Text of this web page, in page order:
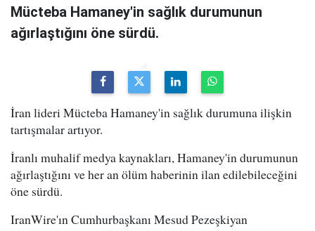
Mücteba Hamaney'in sağlık durumunun
ağırlaştığını öne sürdü.
İran lideri Mücteba Hamaney'in sağlık durumuna ilişkin
tartışmalar artıyor.
İranlı muhalif medya kaynakları, Hamaney'in durumunun
ağırlaştığını ve her an ölüm haberinin ilan edilebileceğini
öne sürdü.
IranWire'ın Cumhurbaşkanı Mesud Pezeşkiyan